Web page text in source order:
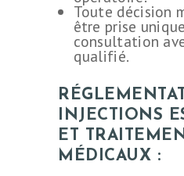
Toute décision
être prise
consultation
qualifié.
INJECTIONS
ET
MÉDICAUX :